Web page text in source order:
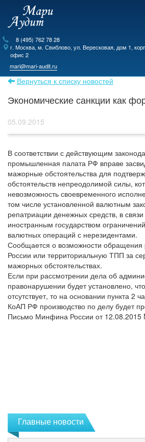
8 (495) 762 78 28
г. Москва, м. Свиблово,ул. Вересковая, дом 1,
офис 2
mari@mari-audit.ru
Вернуться к списку новостей
Экономические санкции как
05.09.2015
В соответствии с действующим
промышленная палата РФ вправе
мажорные обстоятельства для
обстоятельств непреодолимой силы,
невозможность своевременного
том числе установленной валютным
репатриации денежных средств, в
иностранным государством
валютных операций с нерезидентами.
Сообщается о возможности обращения
России или территориальную ТПП за
мажорных обстоятельствах.
Если при рассмотрении дела об
правонарушении будет установлено,
отсутствует, то на основании пункта 2
КоАП РФ производство по делу будет
Письмо Минфина России от 12.08.2015
Главные новости